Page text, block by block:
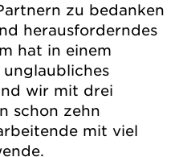
zu bedanken
herausforderndes
hat in einem
wir mit drei
schon zehn
mit viel